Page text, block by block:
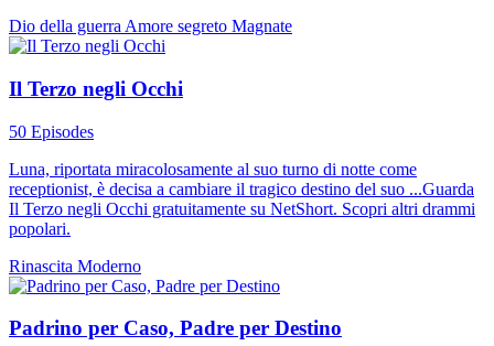
Dio della guerra Amore segreto Magnate
Il Terzo negli Occhi
50 Episodes
Luna, riportata miracolosamente al suo turno di notte come
receptionist, è decisa a cambiare il tragico destino del suo ...Guarda
Il Terzo negli Occhi gratuitamente su NetShort. Scopri altri drammi
popolari.
Rinascita Moderno
Padrino per Caso, Padre per Destino